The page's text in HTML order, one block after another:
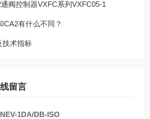
阀控制器VXFC系列VXFC05-1
CA2有什么不同？
技术指标
留言
1DA/DB-ISO